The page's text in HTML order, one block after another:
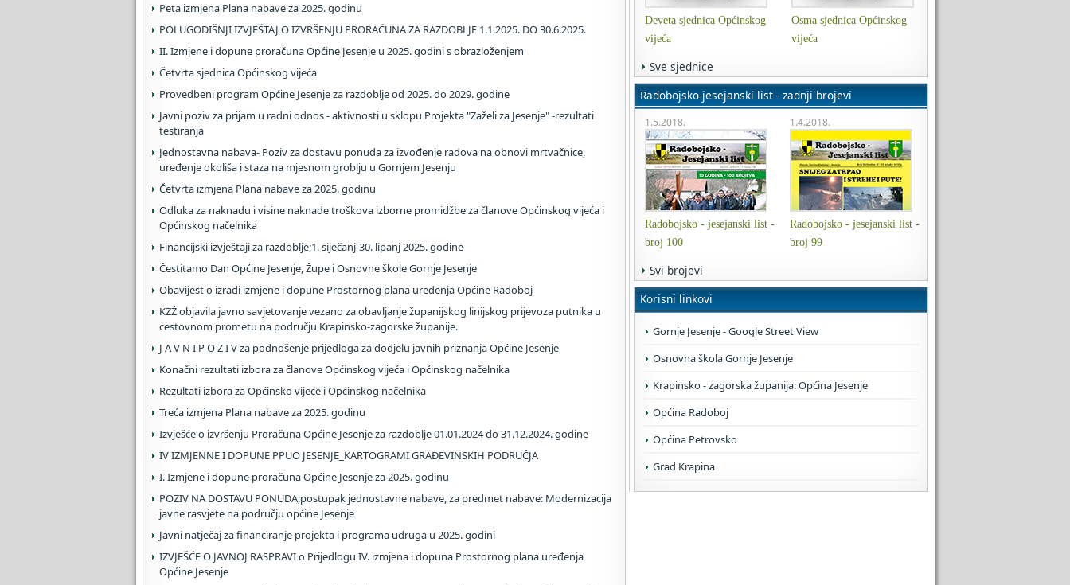
Peta izmjena Plana nabave za 2025. godinu
POLUGODIŠNJI IZVJEŠTAJ O IZVRŠENJU PRORAČUNA ZA RAZDOBLJE 1.1.2025. DO 30.6.2025.
II. Izmjene i dopune proračuna Općine Jesenje u 2025. godini s obrazloženjem
Četvrta sjednica Općinskog vijeća
Provedbeni program Općine Jesenje za razdoblje od 2025. do 2029. godine
Javni poziv za prijam u radni odnos - aktivnosti u sklopu Projekta "Zaželi za Jesenje" -rezultati
testiranja
Jednostavna nabava- Poziv za dostavu ponuda za izvođenje radova na obnovi mrtvačnice,
uređenje okoliša i staza na mjesnom groblju u Gornjem Jesenju
Četvrta izmjena Plana nabave za 2025. godinu
Odluka za naknadu i visine naknade troškova izborne promidžbe za članove Općinskog vijeća i
Općinskog načelnika
Financijski izvještaji za razdoblje;1. siječanj-30. lipanj 2025. godine
Čestitamo Dan Općine Jesenje, Župe i Osnovne škole Gornje Jesenje
Obavijest o izradi izmjene i dopune Prostornog plana uređenja Općine Radoboj
KZŽ objavila javno savjetovanje vezano za obavljanje županijskog linijskog prijevoza putnika u
cestovnom prometu na području Krapinsko-zagorske županije.
J A V N I P O Z I V za podnošenje prijedloga za dodjelu javnih priznanja Općine Jesenje
Konačni rezultati izbora za članove Općinskog vijeća i Općinskog načelnika
Rezultati izbora za Općinsko vijeće i Općinskog načelnika
Treća izmjena Plana nabave za 2025. godinu
Izvješće o izvršenju Proračuna Općine Jesenje za razdoblje 01.01.2024 do 31.12.2024. godine
IV IZMJENNE I DOPUNE PPUO JESENJE_KARTOGRAMI GRAĐEVINSKIH PODRUČJA
I. Izmjene i dopune proračuna Općine Jesenje za 2025. godinu
POZIV NA DOSTAVU PONUDA;postupak jednostavne nabave, za predmet nabave: Modernizacija
javne rasvjete na području općine Jesenje
Javni natječaj za financiranje projekta i programa udruga u 2025. godini
IZVJEŠĆE O JAVNOJ RASPRAVI o Prijedlogu IV. izmjena i dopuna Prostornog plana uređenja
Općine Jesenje
Deveta sjednica Općinskog
vijeća
Osma sjednica Općinskog
vijeća
Sve sjednice
Radobojsko-jesejanski list - zadnji brojevi
1.5.2018.
Radobojsko - jesejanski list -
broj 100
1.4.2018.
Radobojsko - jesejanski list -
broj 99
Svi brojevi
Korisni linkovi
Gornje Jesenje - Google Street View
Osnovna škola Gornje Jesenje
Krapinsko - zagorska županija: Općina Jesenje
Općina Radoboj
Općina Petrovsko
Grad Krapina